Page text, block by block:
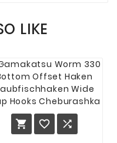
LIKE
  